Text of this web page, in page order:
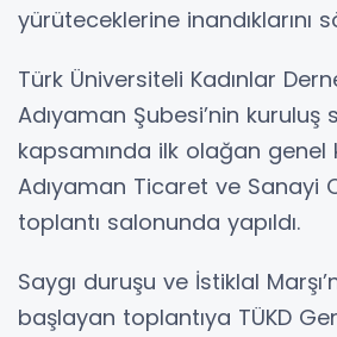
yürüteceklerine inandıklarını
Türk Üniversiteli Kadınlar
Adıyaman Şubesi’nin kuruluş
kapsamında ilk olağan genel
Adıyaman Ticaret ve Sanayi
toplantı salonunda yapıldı.
Saygı duruşu ve İstiklal
başlayan toplantıya TÜKD